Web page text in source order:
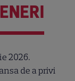
2026.
de a privi